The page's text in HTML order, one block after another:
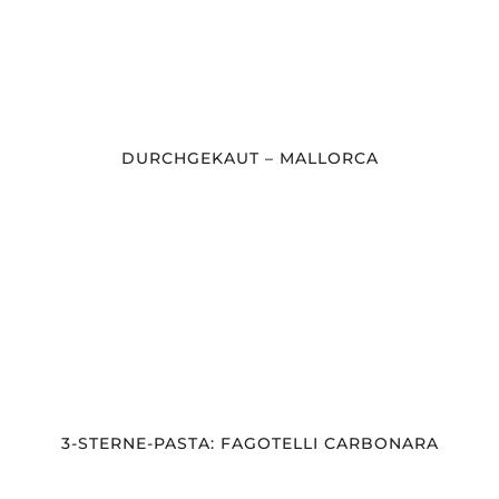
DURCHGEKAUT – MALLORCA
3-STERNE-PASTA: FAGOTELLI CARBONARA